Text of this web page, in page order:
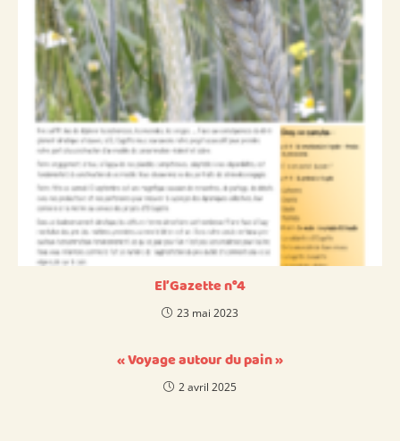
El’Gazette n°4
23 mai 2023
« Voyage autour du pain »
2 avril 2025